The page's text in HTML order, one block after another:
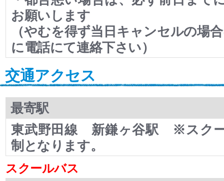
お願いします
（やむを得ず当日キャンセルの場
に電話にて連絡下さい）
交通アクセス
最寄駅
東武野田線 新鎌ヶ谷駅 ※スク
制となります。
スクールバス